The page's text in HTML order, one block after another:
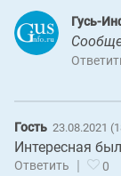
Гусь-
Гость 23.08.2021
Интересная
Ответить | 0